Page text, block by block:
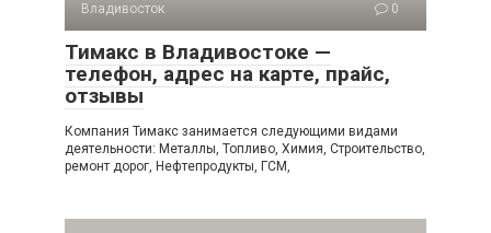
Владивосток 0
Тимакс в Владивостоке —
телефон, адрес на карте, прайс,
отзывы
Компания Тимакс занимается следующими видами
деятельности: Металлы, Топливо, Химия, Строительство,
ремонт дорог, Нефтепродукты, ГСМ,